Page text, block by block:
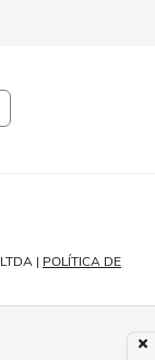
| POLÍTICA DE